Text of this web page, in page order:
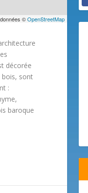
©OpenStreetMap
décorée
bois, sont
:
baroque